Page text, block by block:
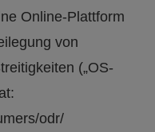
Online-Plattform
von
(„OS-
odr/